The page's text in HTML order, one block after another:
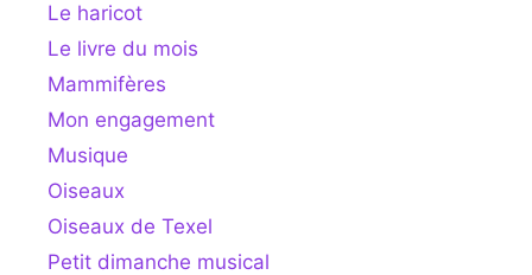
Le haricot
Le livre du mois
Mammifères
Mon engagement
Musique
Oiseaux
Oiseaux de Texel
Petit dimanche musical